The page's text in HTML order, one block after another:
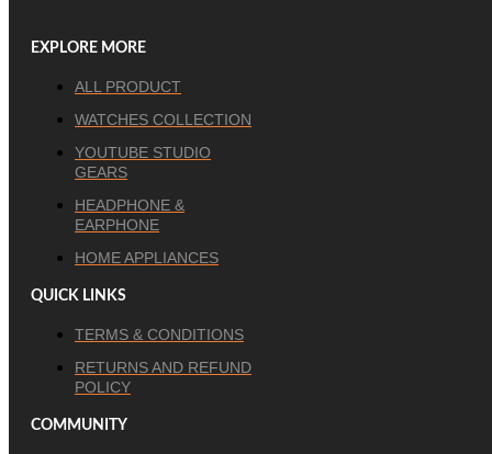
EXPLORE MORE
ALL PRODUCT
WATCHES COLLECTION
YOUTUBE STUDIO
GEARS
HEADPHONE &
EARPHONE
HOME APPLIANCES
QUICK LINKS
TERMS & CONDITIONS
RETURNS AND REFUND
POLICY
COMMUNITY